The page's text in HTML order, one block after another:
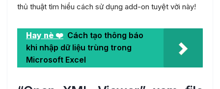
thủ thuật tìm hiểu cách sử dụng add-on tuyệt vời này!
Hay nè ❤️ Cách tạo thông báo
khi nhập dữ liệu trùng trong
Microsoft Excel